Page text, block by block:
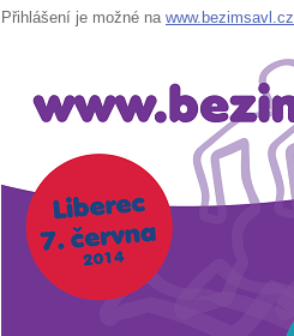
Přihlášení je možné na www.bezimsavl.cz